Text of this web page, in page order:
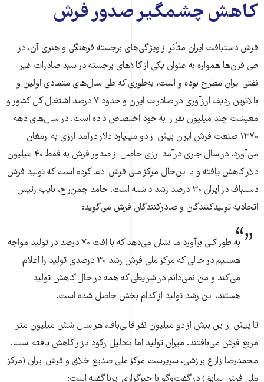
کاهش چشمگیر صدور فرش
فرش دستبافت ایران متأثر از ویژگی‌های برجسته فرهنگی و هنری آن، در
طی قرن‌ها همواره به عنوان یکی از کالاهای برجسته در سبد صادرات غیر
نفتی ایران مطرح بوده و است، به‌طوری که طی سال‌های متمادی اولین و
بالاترین ردیف ارزآوری در صادرات ایران و حدود ۷ درصد اشتغال کل کشور و
معیشت چند میلیون نفر را به خود اختصاص داده است. در سال‌های دهه
۱۳۷۰ صنعت فرش ایران بیش از دو میلیارد دلار درآمد ارزی به ارمغان
می‌آورد. در سال جاری درآمد ارزی حاصل از صدور فرش به فقط ۴۰ میلیون
دلار کاهش یافته و با این‌حال مرکز ملی فرش ادعا کرده است که تولید فرش
دستباف در ایران ۳۰ درصد رشد داشته است. حامد چمن‌رخ، نایب رئیس
اتحادیه تولیدکنندگان و صادرکنندگان فرش می‌گوید:
به طور کلی برآورد ما نشان می‌دهد که با افت ۷۰ درصد در تولید مواجه
هستیم در حالی که مرکز ملی فرش رشد ۳۰ درصدی تولید را اعلام
می‌کند و من نمی‌دانم در شرایطی که همه در حال کاهش تولید
هستند، این رشد تولید از کدام بخش حاصل شده است.
تا پیش از این بیش از دو میلیون نفر قالی‌باف، هر سال شش میلیون متر
مربع فرش می‌بافتند. میران تولید اما به‌دلیل رکود بازار کاهش یافته است.
محمدرضا زارع برزشی، سرپرست مرکز ملی صنایع خلاق و فرش ایران (مرکز
ملی فرش سابق) در گفت‌وگو با خبرگزاری ایرنا گفته است: